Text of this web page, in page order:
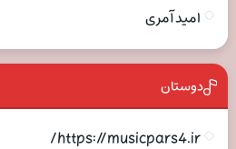
امید آمری
دوستان
https://musicpars4.ir/